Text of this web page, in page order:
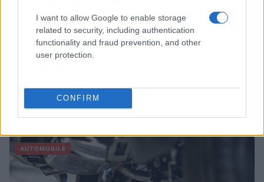
I want to allow Google to enable storage
related to security, including authentication
functionality and fraud prevention, and other
user protection.
CONFIRM
À lire aussi
AUTOMOBILE